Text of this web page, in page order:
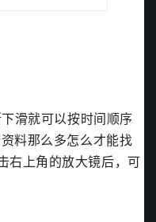
滑就可以按时间顺序
料那么多怎么才能找
右上角的放大镜后，可